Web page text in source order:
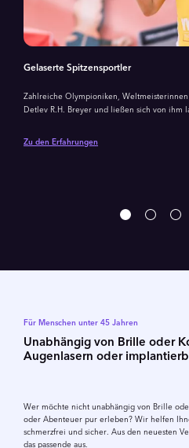
Gelaserte Spitzensportler
Zahlreiche Olympioniken,
Detlev R.H. Breyer und ließen sich von ihm
Zu den Erfahrungen
Für Menschen unter 45 Jahren
Unabhängig von Brille oder
Augenlasern oder
Wer möchte nicht unabhängig von Brille
oder Abenteuer pur erleben? Wir helfen
schmerzfrei und sicher. Aus den neuesten
das passende aus.